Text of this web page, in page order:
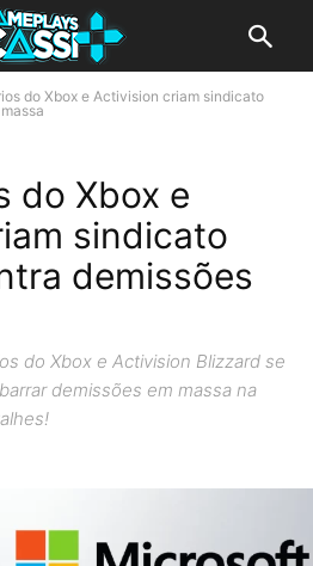
do Xbox e Activision criam sindicato
do Xbox e
sindicato
demissões
do Xbox e Activision Blizzard se
demissões em massa na